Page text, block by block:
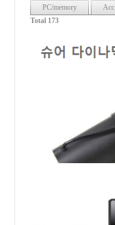
PC/memory
Acc
Total 173